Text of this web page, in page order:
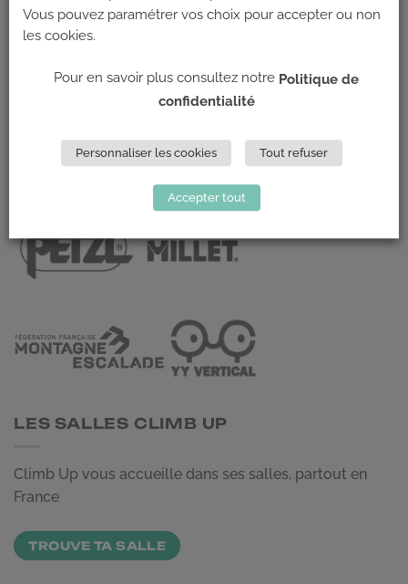
Climb Up (Siège social)
148 Avenue Jean Jaurès
NOUS CONTACTER
LES PARTENAIRES
LES SALLES CLIMB UP
Climb Up vous accueille dans ses salles, partout en
France
TROUVE TA SALLE
Vous pouvez paramétrer vos choix pour accepter ou non
les cookies.
Pour en savoir plus consultez notre Politique de
confidentialité
Personnaliser les cookies Tout refuser
Accepter tout